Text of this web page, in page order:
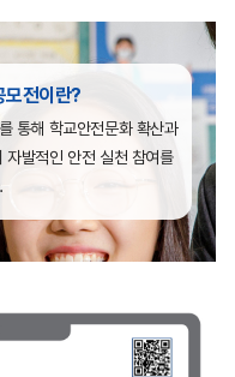
모전이란?
통해 학교안전문화 확산과
자발적인 안전 실천 참여를